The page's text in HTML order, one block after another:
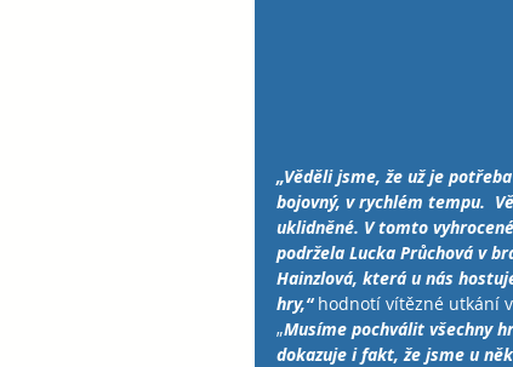
„Věděli jsme, že už je
bojovný, v rychlém tempu.
uklidněné. V tomto
podržela Lucka Průchová v
Hainzlová, která u nás
hry,“ hodnotí vítězné utkání
„Musíme pochválit všechny
dokazuje i fakt, že jsme u